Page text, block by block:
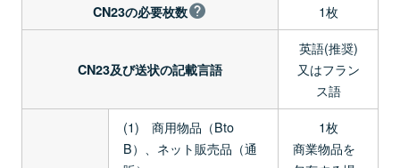
CN23の必要枚数 1枚
CN23及び送状の記載言語
英語(推奨)
又はフラン
ス語
(1) 商用物品（Bto
B）、ネット販売品（通
1枚
商業物品を